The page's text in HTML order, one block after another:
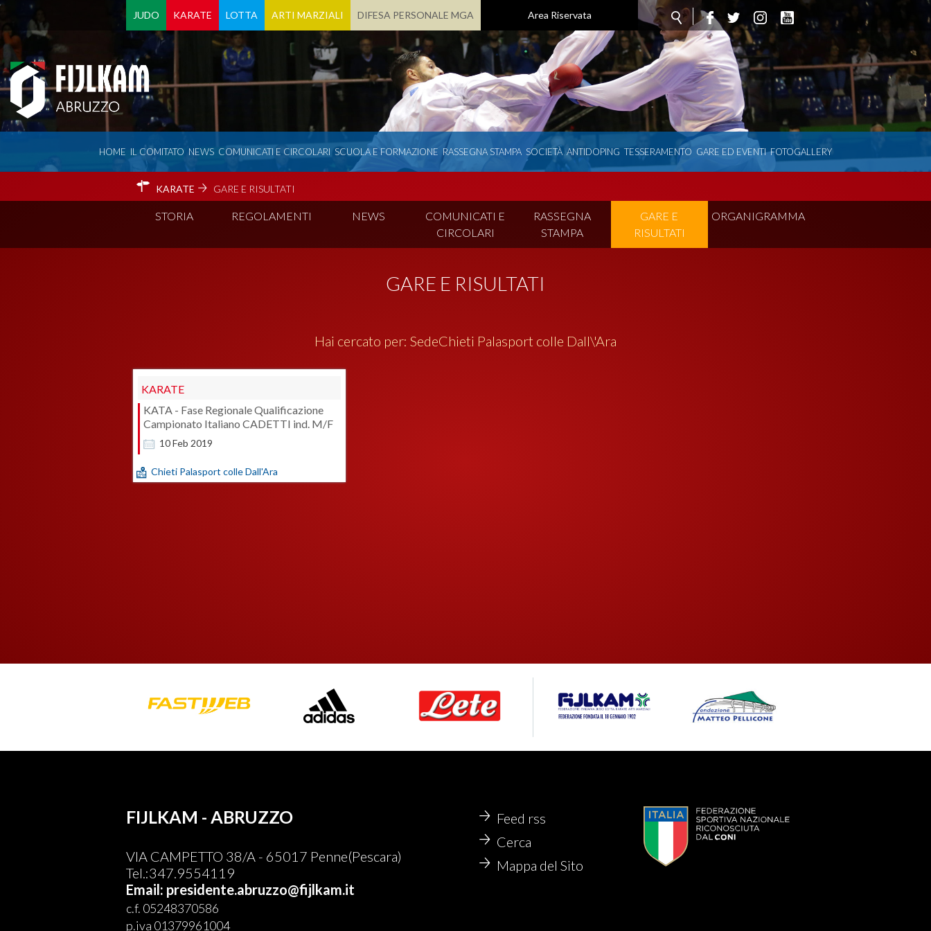
JUDO KARATE LOTTA ARTI MARZIALI DIFESA PERSONALE MGA Area Riservata
HOME IL COMITATO NEWS COMUNICATI E CIRCOLARI SCUOLA E FORMAZIONE RASSEGNA STAMPA SOCIETÀ ANTIDOPING TESSERAMENTO GARE ED EVENTI FOTOGALLERY
KARATE GARE E RISULTATI
STORIA REGOLAMENTI NEWS
COMUNICATI E
CIRCOLARI
RASSEGNA
STAMPA
GARE E
RISULTATI
ORGANIGRAMMA
GARE E RISULTATI
Hai cercato per: SedeChieti Palasport colle Dall\'Ara
KARATE
10Feb 2019
KATA - Fase Regionale Qualificazione
Campionato Italiano CADETTI ind. M/F
Chieti Palasport colle Dall'Ara
FIJLKAM - ABRUZZO
VIA CAMPETTO 38/A - 65017 Penne(Pescara)
Tel.:347.9554119
Email: presidente.abruzzo@fijlkam.it
c.f. 05248370586
p.iva 01379961004
Feed rss
Cerca
Mappa del Sito